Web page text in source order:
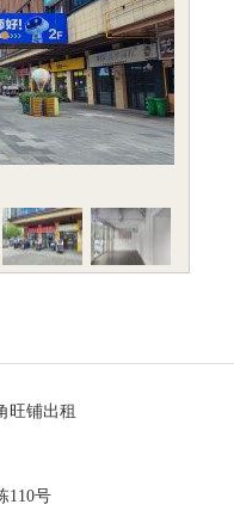
旺铺出租
110号